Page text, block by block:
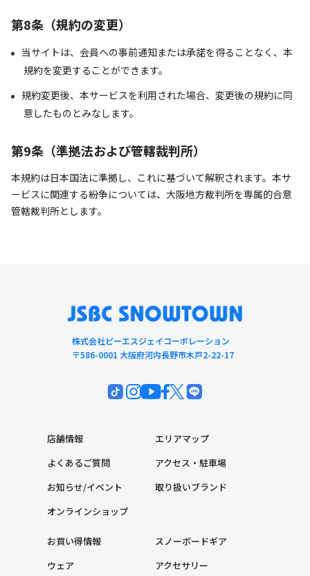
第8条（規約の変更）
当サイトは、会員への事前通知または承諾を得ることなく、本
規約を変更することができます。
規約変更後、本サービスを利用された場合、変更後の規約に同
意したものとみなします。
第9条（準拠法および管轄裁判所）
本規約は日本国法に準拠し、これに基づいて解釈されます。本サ
ービスに関連する紛争については、大阪地方裁判所を専属的合意
管轄裁判所とします。
株式会社ピーエスジェイコーポレーション
〒586-0001 大阪府河内長野市木戸2-22-17
店舗情報
エリアマップ
よくあるご質問
アクセス・駐車場
お知らせ/イベント
取り扱いブランド
オンラインショップ
お買い得情報
スノーボードギア
ウェア
アクセサリー